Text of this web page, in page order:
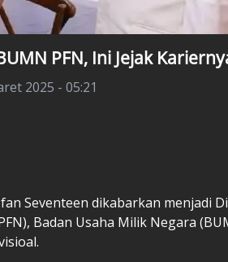
PFN, Ini Jejak
2025 - 05:21
Seventeen dikabarkan menjadi
Badan Usaha Milik Negara